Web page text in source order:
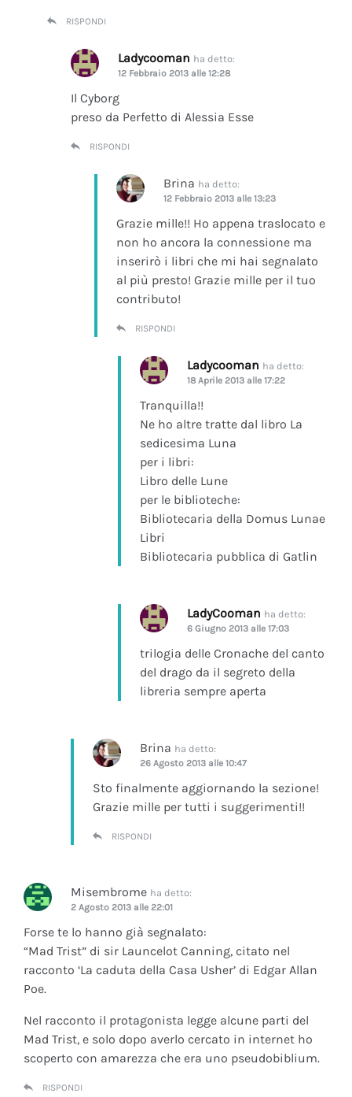
RISPONDI
Ladycooman ha detto:
12 Febbraio 2013 alle 12:28
Il Cyborg
preso da Perfetto di Alessia Esse
RISPONDI
Brina ha detto:
12 Febbraio 2013 alle 13:23
Grazie mille!! Ho appena traslocato e
non ho ancora la connessione ma
inserirò i libri che mi hai segnalato
al più presto! Grazie mille per il tuo
contributo!
RISPONDI
Ladycooman ha detto:
18 Aprile 2013 alle 17:22
Tranquilla!!
Ne ho altre tratte dal libro La
sedicesima Luna
per i libri:
Libro delle Lune
per le biblioteche:
Bibliotecaria della Domus Lunae
Libri
Bibliotecaria pubblica di Gatlin
LadyCooman ha detto:
6 Giugno 2013 alle 17:03
trilogia delle Cronache del canto
del drago da il segreto della
libreria sempre aperta
Brina ha detto:
26 Agosto 2013 alle 10:47
Sto finalmente aggiornando la sezione!
Grazie mille per tutti i suggerimenti!!
RISPONDI
Misembrome ha detto:
2 Agosto 2013 alle 22:01
Forse te lo hanno già segnalato:
“Mad Trist” di sir Launcelot Canning, citato nel
racconto ‘La caduta della Casa Usher’ di Edgar Allan
Poe.
Nel racconto il protagonista legge alcune parti del
Mad Trist, e solo dopo averlo cercato in internet ho
scoperto con amarezza che era uno pseudobiblium.
RISPONDI